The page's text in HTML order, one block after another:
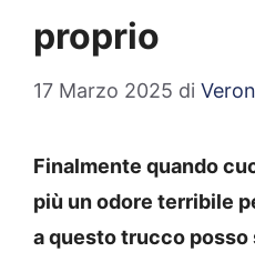
proprio
17 Marzo 2025 di
Finalmente quando
più un odore terribile
a questo trucco posso